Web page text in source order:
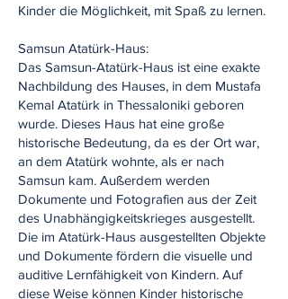
Kinder die Möglichkeit, mit Spaß zu lernen.
Samsun Atatürk-Haus:
Das Samsun-Atatürk-Haus ist eine exakte
Nachbildung des Hauses, in dem Mustafa
Kemal Atatürk in Thessaloniki geboren
wurde. Dieses Haus hat eine große
historische Bedeutung, da es der Ort war,
an dem Atatürk wohnte, als er nach
Samsun kam. Außerdem werden
Dokumente und Fotografien aus der Zeit
des Unabhängigkeitskrieges ausgestellt.
Die im Atatürk-Haus ausgestellten Objekte
und Dokumente fördern die visuelle und
auditive Lernfähigkeit von Kindern. Auf
diese Weise können Kinder historische